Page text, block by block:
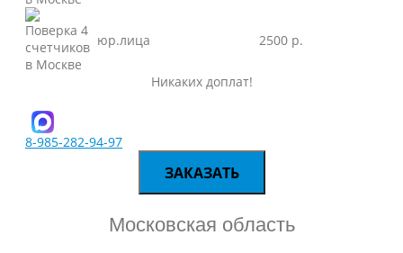
юр.лица 2500 р.
Никаких доплат!
8-985-282-94-97
ЗАКАЗАТЬ
Московская область